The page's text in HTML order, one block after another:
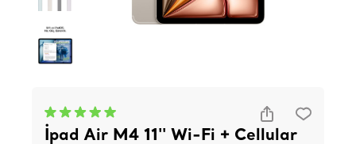
İpad Air M4 11'' Wi-Fi + Cellular